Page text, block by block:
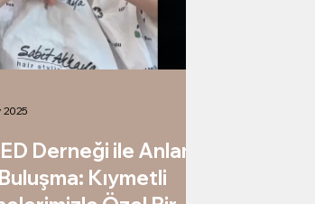
Derneği ile Anlamlı
Kıymetli
2025